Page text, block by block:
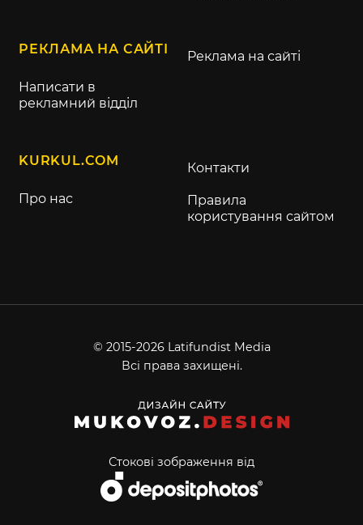
РЕКЛАМА НА САЙТІ
Написати в
рекламний відділ
Реклама на сайті
KURKUL.COM
Про нас
Контакти
Правила
користування сайтом
© 2015-2026 Latifundist Media
Всі права захищені.
Стокові зображення від